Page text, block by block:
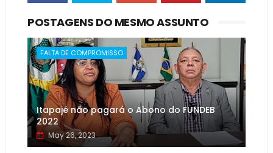
POSTAGENS DO MESMO ASSUNTO
FALTA DE COMPROMISSO
Itapajé não pagará o Abono do FUNDEB
2022
May 26, 2023